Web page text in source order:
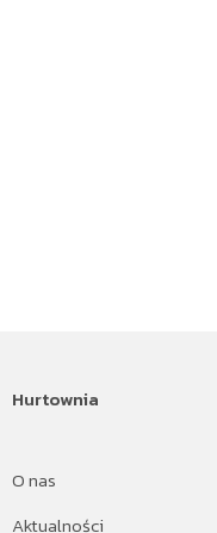
Hurtownia
O nas
Aktualności